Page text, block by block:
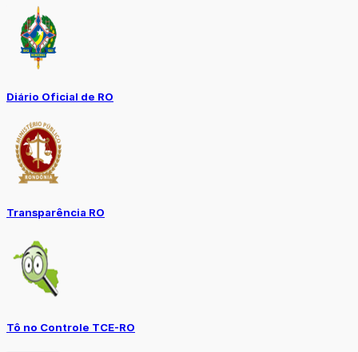
Diário Oficial de RO
Transparência RO
Tô no Controle TCE-RO